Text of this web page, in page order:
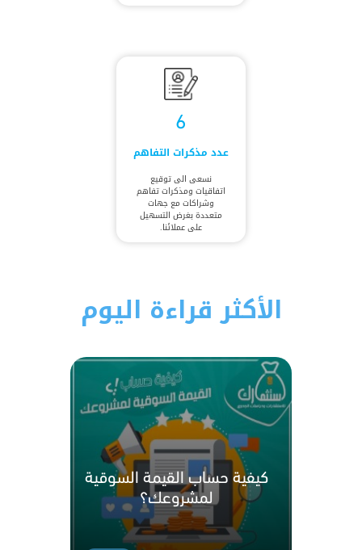
6
عدد مذكرات التفاهم
نسعى الى توقيع
اتفاقيات ومذكرات تفاهم
وشراكات مع جهات
متعددة بغرض التسهيل
على عملائنا.
الأكثر قراءة اليوم
كيفية حساب القيمة السوقية
لمشروعك؟